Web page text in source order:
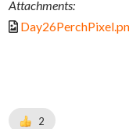
Attachments:
2